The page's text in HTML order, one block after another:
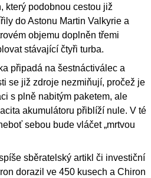
který podobnou cestou již
do Astonu Martin Valkyrie a
objemu doplněn třemi
stávající čtyři turba.
připadá na šestnáctiválec a
se již zdroje nezmiňují, pročež je
s plně nabitým paketem, ale
akumulátoru přiblíží nule. V té
sebou bude vláčet „mrtvou
sběratelský artikl či investiční
dorazil ve 450 kusech a Chiron